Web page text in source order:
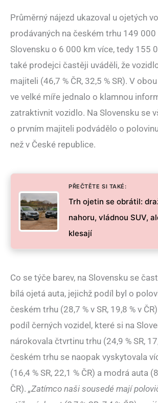
Průměrný nájezd ukazoval u ojetých
prodávaných na českém trhu 149 000
Slovensku o 6 000 km více, tedy 155
také prodejci častěji uváděli, že
majiteli (46,7 % ČR, 32,5 % SR). V
ve velké míře jednalo o klamnou
zatraktivnit vozidlo. Na Slovensku se
o prvním majiteli podvádělo o
než v České republice.
PŘEČTĚTE SI TAKÉ:
Trh ojetin se obrátil:
nahoru, vládnou SUV,
klesají
Co se týče barev, na Slovensku se
bílá ojetá auta, jejichž podíl byl o
českém trhu (28,7 % v SR, 19,8 % v
podíl černých vozidel, které si na
nárokovala čtvrtinu trhu (24,9 % SR,
českém trhu se naopak vyskytovala
(16,4 % SR, 22,1 % ČR) a modrá auta
ČR). „Zatímco naši sousedé mají